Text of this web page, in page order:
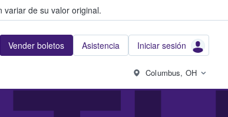
variar de su valor original.
Vender boletos Asistencia Iniciar sesión
Columbus, OH